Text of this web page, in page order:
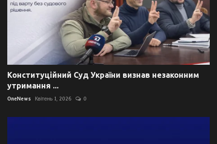
Конституційний Суд України визнав незаконним
утримання ...
OneNews Квітень 1, 2026 0